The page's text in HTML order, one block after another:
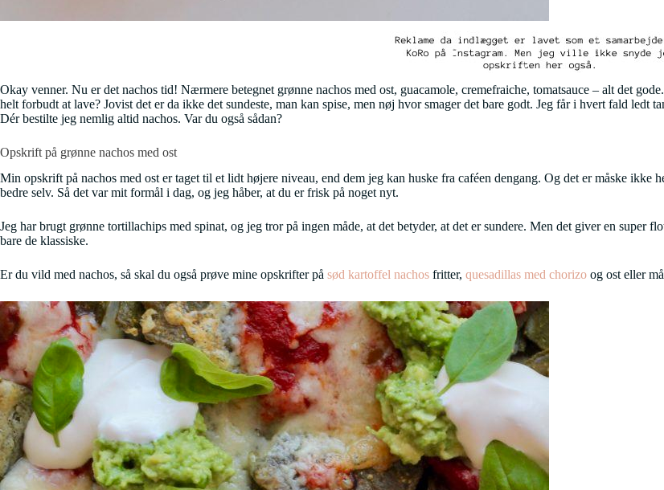
Okay venner. Nu er det nachos tid! Nærmere betegnet grønne nachos med ost, guacamole, cremefraiche, tomatsauce – alt det
helt forbudt at lave? Jovist det er da ikke det sundeste, man kan spise, men nøj hvor smager det bare godt. Jeg får i hvert fald ledt
Dér bestilte jeg nemlig altid nachos. Var du også sådan?
Opskrift på grønne nachos med ost
Min opskrift på nachos med ost er taget til et lidt højere niveau, end dem jeg kan huske fra caféen dengang. Og det er måske ikke
bedre selv. Så det var mit formål i dag, og jeg håber, at du er frisk på noget nyt.
Jeg har brugt grønne tortillachips med spinat, og jeg tror på ingen måde, at det betyder, at det er sundere. Men det giver en
bare de klassiske.
Er du vild med nachos, så skal du også prøve mine opskrifter på sød kartoffel nachos fritter, quesadillas med chorizo og ost eller